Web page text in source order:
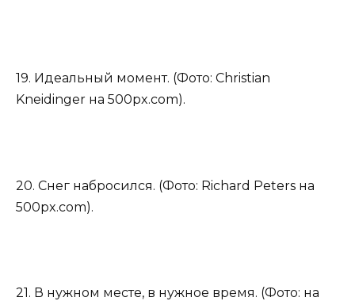
19. Идеальный момент. (Фото: Christian
Kneidinger на 500px.com).
20. Снег набросился. (Фото: Richard Peters на
500px.com).
21. В нужном месте, в нужное время. (Фото: на